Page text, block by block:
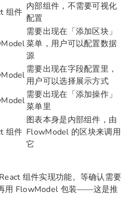
组件
内部组件，不需要可视化
配置
需要出现在「添加区块」
菜单，用户可以配置数据
源
需要出现在字段配置里，
用户可以选择展示方式
需要出现在「添加操作」
菜单里
组件
图表本身是内部组件，由
FlowModel 的区块来调用
它
组件实现功能。等确认需要
用 FlowModel 包装——这是推